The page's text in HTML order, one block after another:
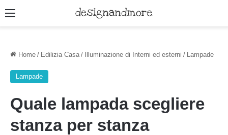
Menu
Home / Edilizia Casa / Illuminazione di Interni ed esterni / Lampade
Lampade
Quale lampada scegliere
stanza per stanza